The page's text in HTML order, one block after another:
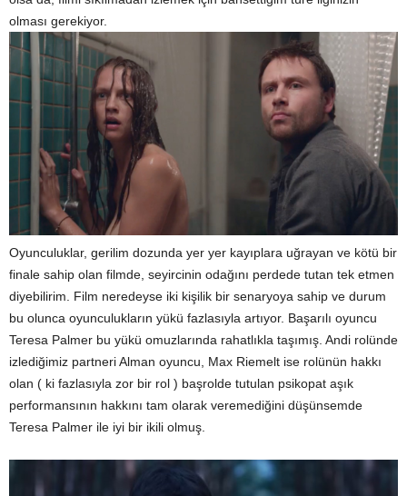
olması gerekiyor.
Oyunculuklar, gerilim dozunda yer yer kayıplara uğrayan ve kötü bir
finale sahip olan filmde, seyircinin odağını perdede tutan tek etmen
diyebilirim. Film neredeyse iki kişilik bir senaryoya sahip ve durum
bu olunca oyunculukların yükü fazlasıyla artıyor. Başarılı oyuncu
Teresa Palmer bu yükü omuzlarında rahatlıkla taşımış. Andi rolünde
izlediğimiz partneri Alman oyuncu, Max Riemelt ise rolünün hakkı
olan ( ki fazlasıyla zor bir rol ) başrolde tutulan psikopat aşık
performansının hakkını tam olarak veremediğini düşünsemde
Teresa Palmer ile iyi bir ikili olmuş.